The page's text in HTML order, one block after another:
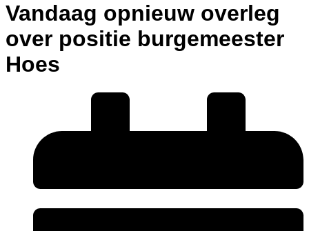
Vandaag opnieuw overleg
over positie burgemeester
Hoes